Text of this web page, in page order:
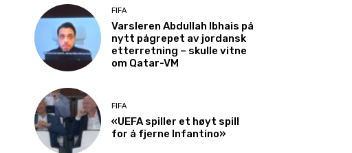
FIFA
Varsleren Abdullah Ibhais på
nytt pågrepet av jordansk
etterretning – skulle vitne
om Qatar-VM
FIFA
«UEFA spiller et høyt spill
for å fjerne Infantino»